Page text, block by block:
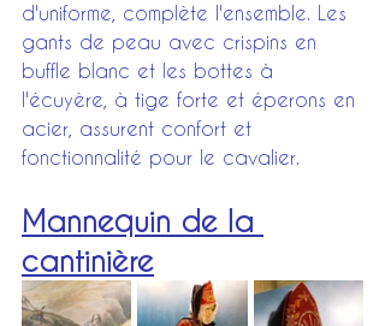
d'uniforme, complète l'ensemble. Les
gants de peau avec crispins en
buffle blanc et les bottes à
l'écuyère, à tige forte et éperons en
acier, assurent confort et
fonctionnalité pour le cavalier.
Mannequin de la
cantinière